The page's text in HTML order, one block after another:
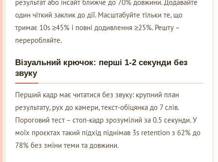
результат або інсайт ближче до 70% довжини. Додавайте
один чіткий заклик до дії. Масштабуйте тільки те, що
тримає 10s ≥45% і повні додивлення ≥25%. Решту –
переробляйте.
Візуальний крючок: перші 1-2 секунди без
звуку
Перший кадр має читатися без звуку: крупний план
результату, рух до камери, текст-обіцянка до 7 слів.
Пороговий тест – стоп-кадр зрозумілий за 0.5 секунди. У
моїх проєктах такий підхід піднімав 3s retention з 62% до
78% без зміни теми та довжини.